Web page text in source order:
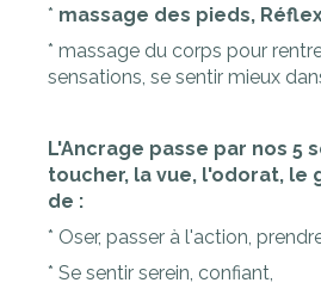
* massage des pieds,
* massage du corps pour
sensations, se sentir mieux
L'Ancrage passe par nos 5
toucher, la vue, l'odorat,
de :
* Oser, passer à l'action,
* Se sentir serein, confiant,